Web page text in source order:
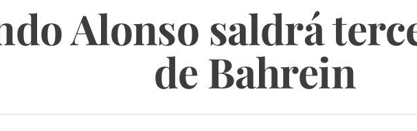
Alonso saldrá
de Bahrein